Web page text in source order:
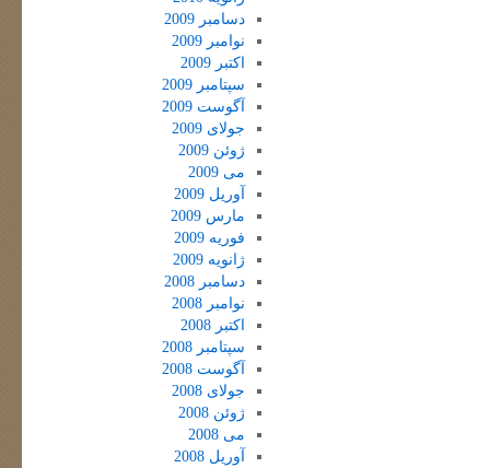
دسامبر 2009
نوامبر 2009
اکتبر 2009
سپتامبر 2009
آگوست 2009
جولای 2009
ژوئن 2009
می 2009
آوریل 2009
مارس 2009
فوریه 2009
ژانویه 2009
دسامبر 2008
نوامبر 2008
اکتبر 2008
سپتامبر 2008
آگوست 2008
جولای 2008
ژوئن 2008
می 2008
آوریل 2008